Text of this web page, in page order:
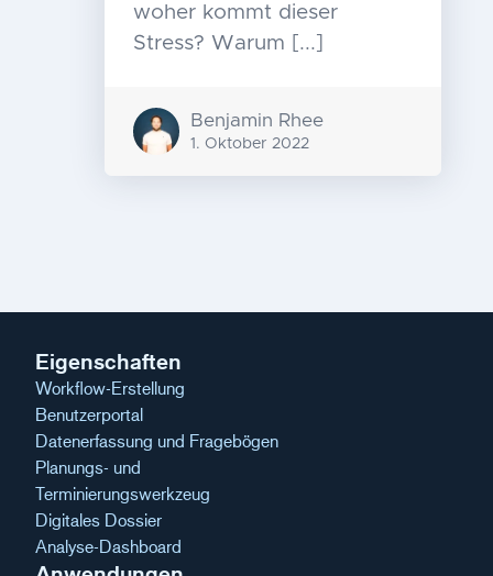
woher kommt dieser
Stress? Warum [...]
Benjamin Rhee
1. Oktober 2022
Navigation
Eigenschaften
Workflow-Erstellung
Benutzerportal
Datenerfassung und Fragebögen
Planungs- und
Terminierungswerkzeug
Digitales Dossier
Analyse-Dashboard